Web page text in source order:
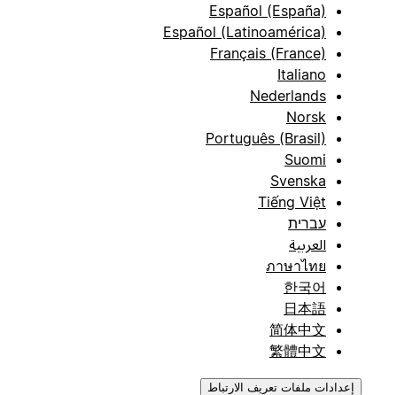
Español (España)
Español (Latinoamérica)
Français (France)
Italiano
Nederlands
Norsk
Português (Brasil)
Suomi
Svenska
Tiếng Việt
עברית
العربية
ภาษาไทย
한국어
日本語
简体中文
繁體中文
إعدادات ملفات تعريف الارتباط